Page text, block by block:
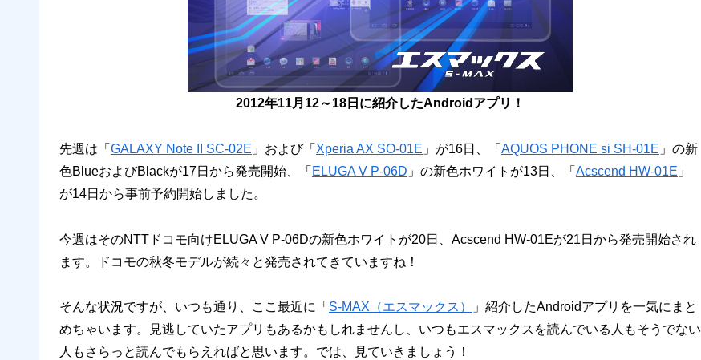
2012年11月12～18日に紹介したAndroidアプリ！
先週は「 GALAXY Note II SC-02E 」および「 Xperia AX SO-01E 」が16日、「 AQUOS PHONE si SH-01E 」の新
色BlueおよびBlackが17日から発売開始、「 ELUGA V P-06D 」の新色ホワイトが13日、「 Acscend HW-01E 」
が14日から事前予約開始しました。
今週はそのNTTドコモ向けELUGA V P-06Dの新色ホワイトが20日、Acscend HW-01Eが21日から発売開始され
ます。ドコモの秋冬モデルが続々と発売されてきていますね！
そんな状況ですが、いつも通り、ここ最近に「 S-MAX（エスマックス）
」紹介したAndroidアプリを一気にまと
めちゃいます。見逃していたアプリもあるかもしれませんし、いつもエスマックスを読んでいる人もそうでない
人もさらっと読んでもらえればと思います。では、見ていきましょう！